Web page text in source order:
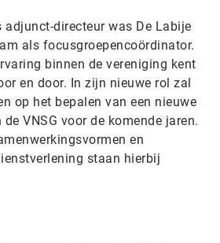
directeur was De Labije
als focusgroepencoördinator.
binnen de vereniging kent
en door. In zijn nieuwe rol zal
op het bepalen van een nieuwe
VNSG voor de komende jaren.
en
staan hierbij